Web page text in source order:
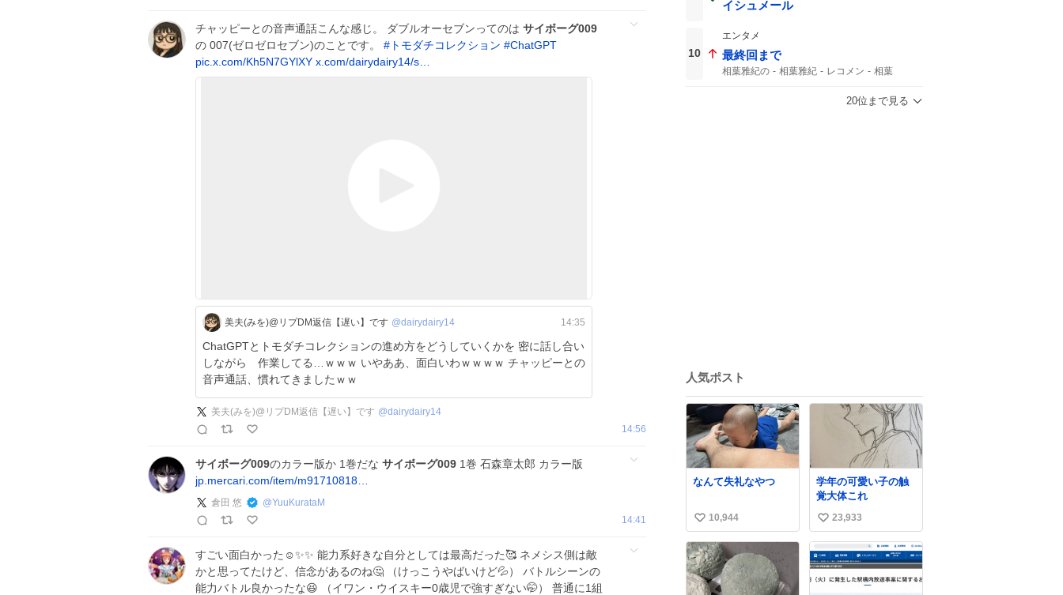
チャッピーとの音声通話こんな感じ。 ダブルオーセブンってのは サイボーグ009
の 007(ゼロゼロセブン)のことです。 # トモダチコレクション #ChatGPT
pic.x.com/Kh5N7GYlXY x.com/dairydairy14/s…
美夫(みを)@リプDM返信【遅い】です @dairydairy14 14:35
ChatGPTとトモダチコレクションの進め方をどうしていくかを 密に話し合い
しながら 作業してる…ｗｗｗ いやああ、面白いわｗｗｗｗ チャッピーとの
音声通話、慣れてきましたｗｗ
美夫(みを)@リプDM返信【遅い】です @dairydairy14
14:56
サイボーグ009のカラー版か 1巻だな サイボーグ009 1巻 石森章太郎 カラー版
jp.mercari.com/item/m91710818…
倉田 悠 @YuuKurataM
14:41
すごい面白かった☺️✨✨ 能力系好きな自分としては最高だった🥰 ネメシス側は敵
かと思ってたけど、信念があるのね🤔 （けっこうやばいけど💦） バトルシーンの
能力バトル良かったな😆 （イワン・ウイスキー0歳児で強すぎない🤭） 普通に1組
イシュメール
10
エンタメ
最終回まで
相葉雅紀の 相葉雅紀 レコメン 相葉
20位まで見る
人気ポスト
なんて失礼なやつ
い
い
ね
数
10,944
学年の可愛い子の触
覚大体これ
い
い
ね
数
23,933